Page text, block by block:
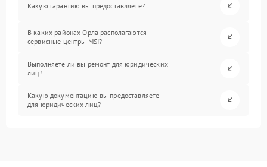
Какую гарантию вы предоставляете?
В каких районах Орла располагаются
сервисные центры MSI?
Выполняете ли вы ремонт для юридических
лиц?
Какую документацию вы предоставляете
для юридических лиц?